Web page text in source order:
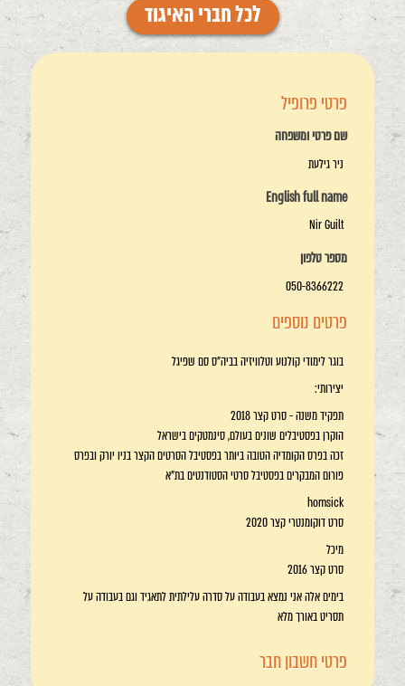
לכל חברי האיגוד
פרטי פרופיל
שם פרטי ומשפחה
ניר גילעת
English full name
Nir Guilt
מספר טלפון
050-8366222
פרטים נוספים
בוגר לימודי קולנוע וטלוויזיה בביה"ס סם שפיגל
יצירותי:
תפקיד משנה - סרט קצר 2018
הוקרן בפסטיבלים שונים בעולם, סינמטקים בישראל
זכה בפרס הקומדיה הטובה ביותר בפסטיבל הסרטים הקצר בניו יורק ובפרס
פורום המבקרים בפסטיבל סרטי הסטודנטים בת"א
homsick
סרט דוקומנטרי קצר 2020
מיכל
סרט קצר 2016
בימים אלה אני נמצא בעבודה על סדרה עלילתית לתאגיד וגם בעבודה על
תסריט באורך מלא
פרטי חשבון חבר